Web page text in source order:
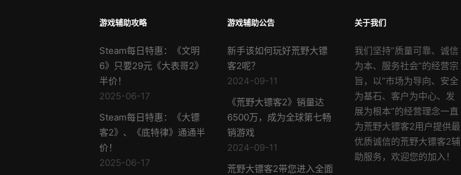
游戏辅助攻略
Steam每日特惠：《文明
6》只要29元《大表哥2》
半价！
2025-06-17
Steam每日特惠：《大镖
客2》、《底特律》通通半
价！
2025-06-17
游戏辅助公告
新手该如何玩好荒野大镖
客2呢？
2024-09-11
《荒野大镖客2》销量达
6500万，成为全球第七畅
销游戏
2024-09-11
荒野大镖客2带您进入全面
关于我们
我们坚持”质量可靠、诚信
为本、服务社会”的经营宗
旨，以“市场为导向、安全
为基石、客户为中心、发
展为根本”的经营理念一直
为荒野大镖客2用户提供最
优质诚信的荒野大镖客2辅
助服务，欢迎您的加入！